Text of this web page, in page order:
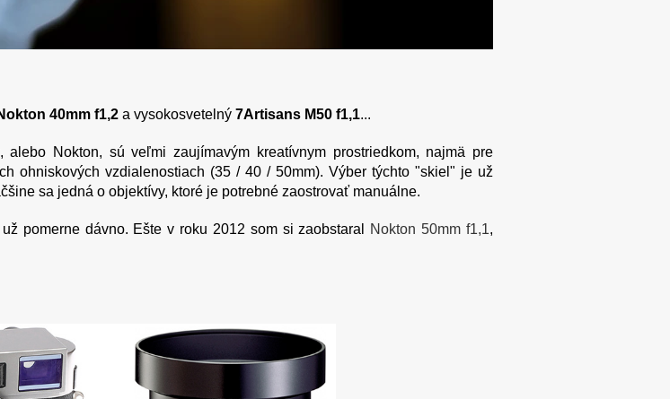
40mm f1,2a vysokosvetelný 7Artisans M50 f1,1...
Nokton, sú veľmi zaujímavým kreatívnym prostriedkom, najmä pre
ohniskových vzdialenostiach (35 / 40 / 50mm). Výber týchto "skiel" je už
sa jedná o objektívy, ktoré je potrebné zaostrovať manuálne.
pomerne dávno. Ešte v roku 2012 som si zaobstaral Nokton 50mm f1,1,